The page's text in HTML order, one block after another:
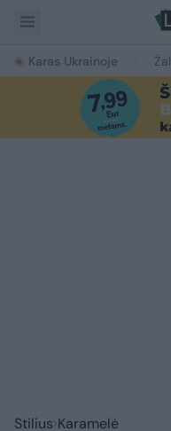
Karas Ukrainoje
Stilius Karamelė